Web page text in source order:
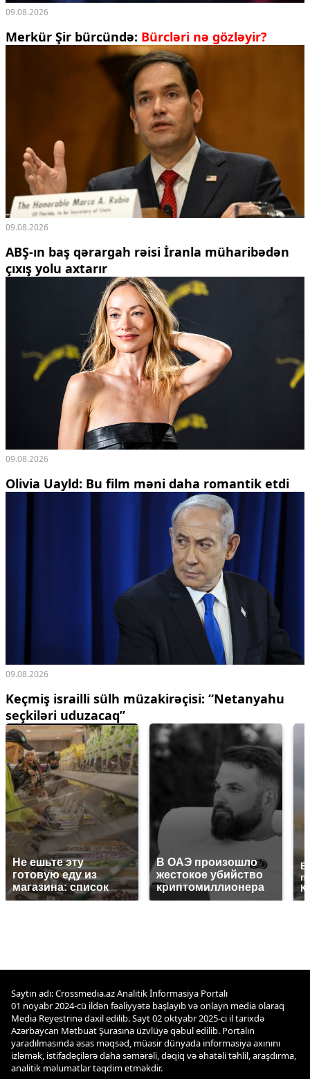
09.08.2026
Merkür Şir bürcündə: Bürcləri nə gözləyir?
09.08.2026
ABŞ-ın baş qərargah rəisi İranla müharibədən
çıxış yolu axtarır
09.08.2026
Olivia Uayld: Bu film məni daha romantik etdi
09.08.2026
Keçmiş israilli sülh müzakirəçisi: “Netanyahu
seçkiləri uduzacaq”
Не ешьте эту
готовую еду из
магазина: список
В ОАЭ произошло
жестокое убийство
криптомиллионера
Saytın adı: Crossmedia.az Analitik İnformasiya Portalı
01 noyabr 2024-cü ildən fəaliyyətə başlayıb və onlayn media olaraq
Media Reyestrinə daxil edilib. Sayt 02 oktyabr 2025-ci il tarixdə
Azərbaycan Mətbuat Şurasına üzvlüyə qəbul edilib. Portalın
yaradılmasında əsas məqsəd, müasir dünyada informasiya axınını
izləmək, istifadəçilərə daha səmərəli, dəqiq və əhatəli təhlil, araşdırma,
analitik məlumatlar təqdim etməkdir.